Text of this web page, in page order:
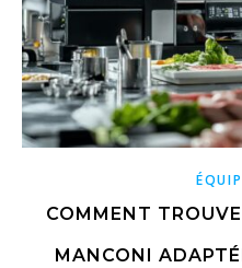
COMMENT
MANCONI